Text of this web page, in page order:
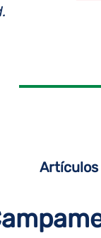
Artículos